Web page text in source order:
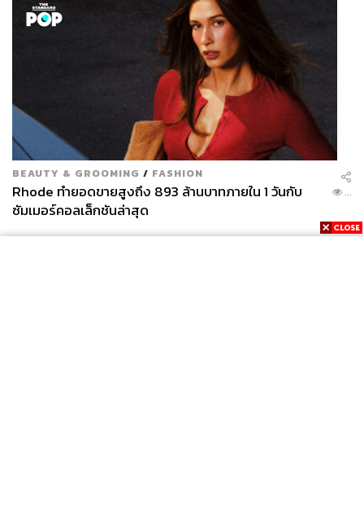
BEAUTY & GROOMING / FASHION
Rhode ทำยอดขายสูงถึง 893 ล้านบาทภายใน 1 วันกับ
ซัมเมอร์คอลเล็กชันล่าสุด
...